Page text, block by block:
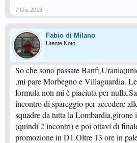
7 Giu 2018
Fabio di Milano
Utente Noto
So che sono passate
,mi pare Morbegno e Villaguardia.
formula non mi è piaciuta per
incontro di spareggio per accedere
squadre da tutta la Lombardia,girone
(quindi 2 incontri) e poi ottavi di
promozione in D1.Oltre 13 ore in